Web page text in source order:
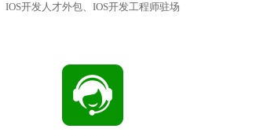
IOS开发人才外包、IOS开发工程师驻场